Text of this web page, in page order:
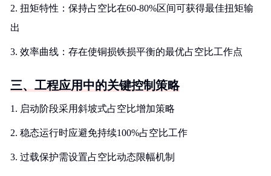
2. 扭矩特性：保持占空比在60-80%区间可获得最佳扭矩输
出
3. 效率曲线：存在使铜损铁损平衡的最优占空比工作点
三、工程应用中的关键控制策略
1. 启动阶段采用斜坡式占空比增加策略
2. 稳态运行时应避免持续100%占空比工作
3. 过载保护需设置占空比动态限幅机制